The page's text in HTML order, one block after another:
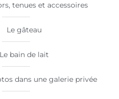
tenues et accessoires
Le gâteau
Le bain de lait
dans une galerie privée